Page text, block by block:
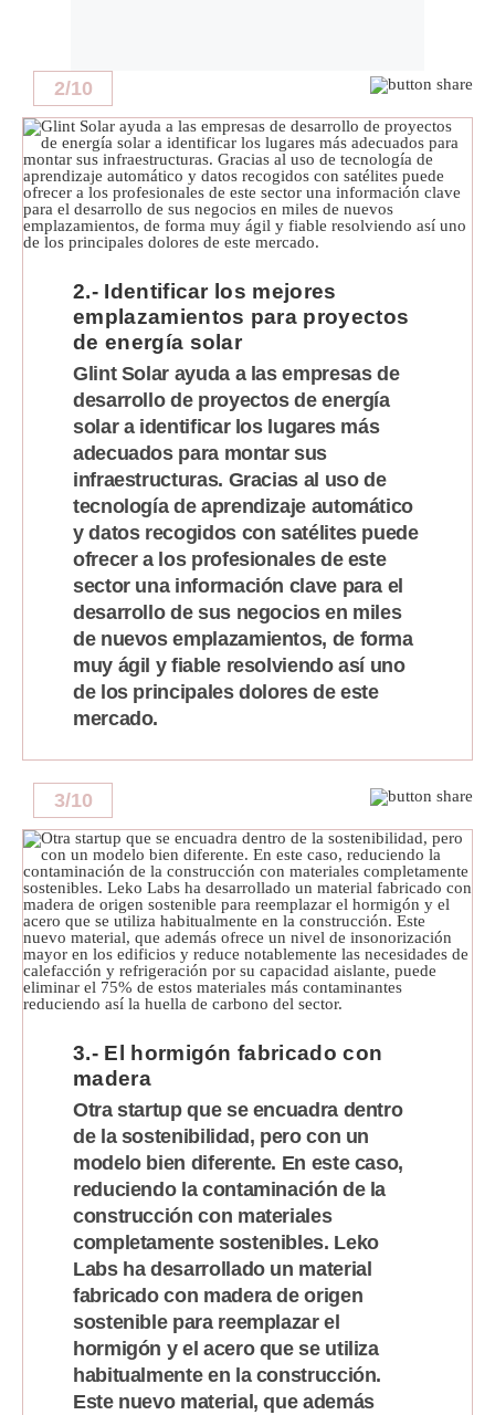
gestion.pe
¿quiénes
Somos?
Términos
Y
Condiciones
Privacidad
Politica
Preguntas
Frecuentes
2/10
2.- Identificar los mejores
emplazamientos para proyectos
de energía solar
Glint Solar ayuda a las empresas de
desarrollo de proyectos de energía
solar a identificar los lugares más
adecuados para montar sus
infraestructuras. Gracias al uso de
tecnología de aprendizaje automático
y datos recogidos con satélites puede
ofrecer a los profesionales de este
sector una información clave para el
desarrollo de sus negocios en miles
de nuevos emplazamientos, de forma
muy ágil y fiable resolviendo así uno
de los principales dolores de este
mercado.
3/10
3.- El hormigón fabricado con
madera
Otra startup que se encuadra dentro
de la sostenibilidad, pero con un
modelo bien diferente. En este caso,
reduciendo la contaminación de la
construcción con materiales
completamente sostenibles. Leko
Labs ha desarrollado un material
fabricado con madera de origen
sostenible para reemplazar el
hormigón y el acero que se utiliza
habitualmente en la construcción.
Este nuevo material, que además